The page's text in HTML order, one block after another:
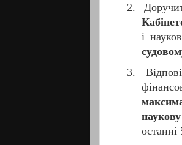
2.
і
3.
останні